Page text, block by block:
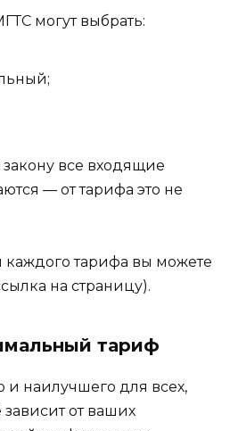
могут выбрать:
все входящие
— от тарифа это не
каждого тарифа вы можете
на страницу).
тариф
и наилучшего для всех,
от ваших